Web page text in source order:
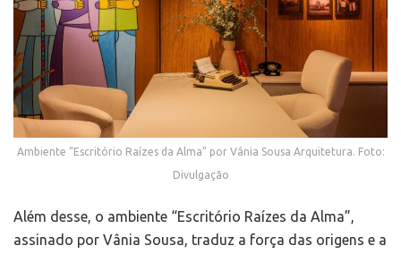
Ambiente “Escritório Raízes da Alma” por Vânia Sousa Arquitetura. Foto:
Divulgação
Além desse, o ambiente “Escritório Raízes da Alma”,
assinado por Vânia Sousa, traduz a força das origens e a